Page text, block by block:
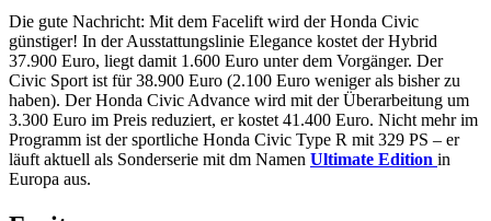
Die gute Nachricht: Mit dem Facelift wird der Honda Civic
günstiger! In der Ausstattungslinie Elegance kostet der Hybrid
37.900 Euro, liegt damit 1.600 Euro unter dem Vorgänger. Der
Civic Sport ist für 38.900 Euro (2.100 Euro weniger als bisher zu
haben). Der Honda Civic Advance wird mit der Überarbeitung um
3.300 Euro im Preis reduziert, er kostet 41.400 Euro. Nicht mehr im
Programm ist der sportliche Honda Civic Type R mit 329 PS – er
läuft aktuell als Sonderserie mit dm Namen Ultimate Edition in
Europa aus.